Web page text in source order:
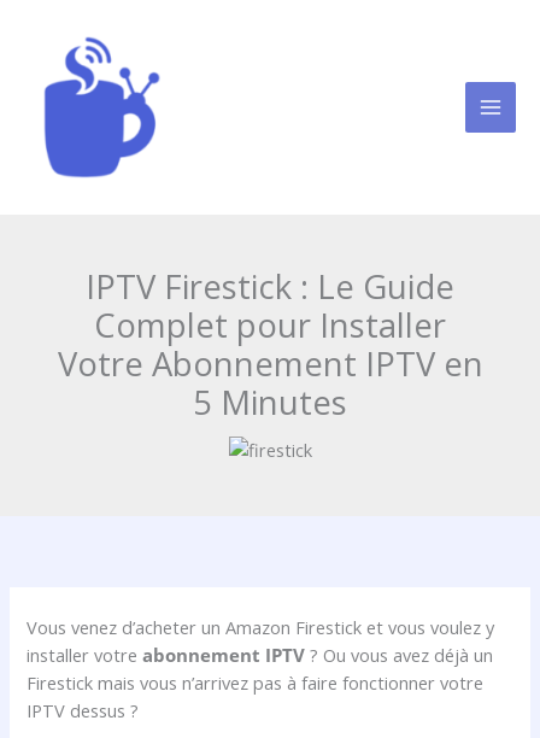
IPTV Firestick : Le Guide
Complet pour Installer
Votre Abonnement IPTV en
5 Minutes
Vous venez d’acheter un Amazon Firestick et vous voulez y
installer votreabonnement IPTV ? Ou vous avez déjà un
Firestick mais vous n’arrivez pas à faire fonctionner votre
IPTV dessus ?